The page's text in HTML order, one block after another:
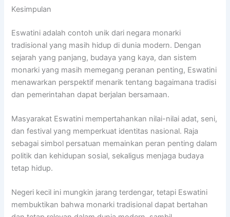
Kesimpulan
Eswatini adalah contoh unik dari negara monarki
tradisional yang masih hidup di dunia modern. Dengan
sejarah yang panjang, budaya yang kaya, dan sistem
monarki yang masih memegang peranan penting, Eswatini
menawarkan perspektif menarik tentang bagaimana tradisi
dan pemerintahan dapat berjalan bersamaan.
Masyarakat Eswatini mempertahankan nilai-nilai adat, seni,
dan festival yang memperkuat identitas nasional. Raja
sebagai simbol persatuan memainkan peran penting dalam
politik dan kehidupan sosial, sekaligus menjaga budaya
tetap hidup.
Negeri kecil ini mungkin jarang terdengar, tetapi Eswatini
membuktikan bahwa monarki tradisional dapat bertahan